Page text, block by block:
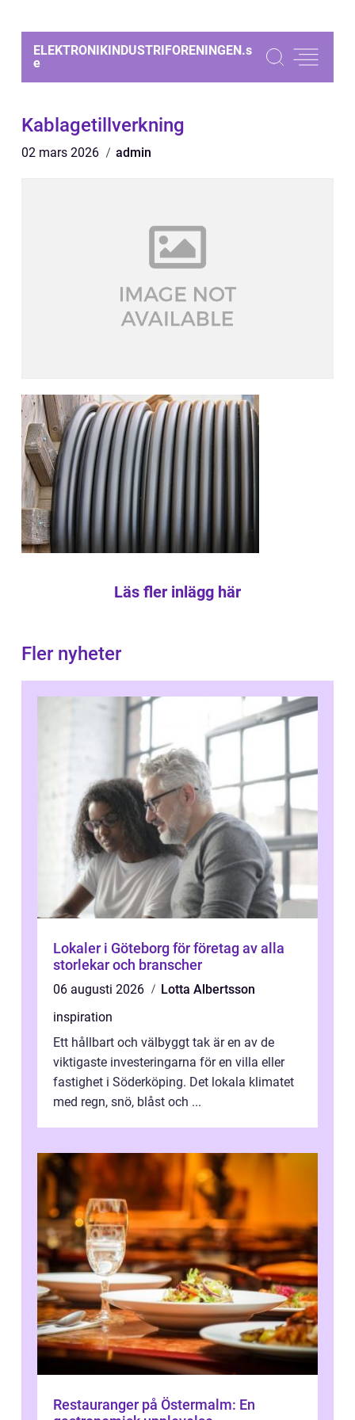
ELEKTRONIKINDUSTRIFORENINGEN.s
e
Kablagetillverkning
02 mars 2026 admin
Läs fler inlägg här
Fler nyheter
Lokaler i Göteborg för företag av alla
storlekar och branscher
06 augusti 2026
Lotta Albertsson
inspiration
Ett hållbart och välbyggt tak är en av de
viktigaste investeringarna för en villa eller
fastighet i Söderköping. Det lokala klimatet
med regn, snö, blåst och ...
Restauranger på Östermalm: En